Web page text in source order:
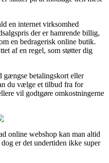
en internet virksomhed
der er hamrende billig,
en bedragerisk online butik.
af en regel, som støtter dig
gængse betalingskort eller
du vælge et tilbud fra for
vil godtgøre omkostningerne
online webshop kan man altid
er det undertiden ikke super